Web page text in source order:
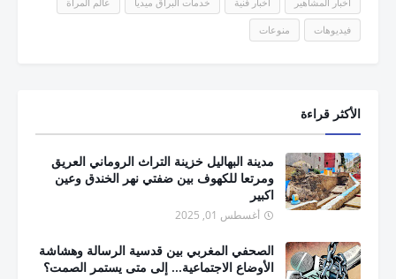
فيديوهات منوعات
الأكثر قراءة
مدينة البهاليل خزينة التراث الروماني العريق
ومرتعا للكهوف بين ضفتي نهر الخندق وعين
اكبير
أغسطس 01, 2025
الصحفي المغربي بين قدسية الرسالة وهشاشة
الأوضاع الاجتماعية... إلى متى يستمر الصمت؟